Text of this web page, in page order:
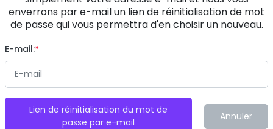
enverrons par e-mail un lien de réinitialisation de mot
de passe qui vous permettra d'en choisir un nouveau.
E-mail:
Lien de réinitialisation du mot de
passe par e-mail
Annuler